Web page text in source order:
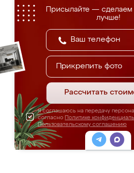
Присылайте — сделаем
лучше!
Прикрепить фото
Рассчитать
Я соглашаюсь на передачу
согласно Политике
Пользовательскому соглашению